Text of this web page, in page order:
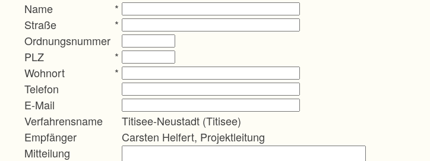
Name
*
Straße
*
Ordnungsnummer
PLZ
*
Wohnort
*
Telefon
E-Mail
Verfahrensname
Titisee-Neustadt (Titisee)
Empfänger
Carsten Helfert, Projektleitung
Mitteilung